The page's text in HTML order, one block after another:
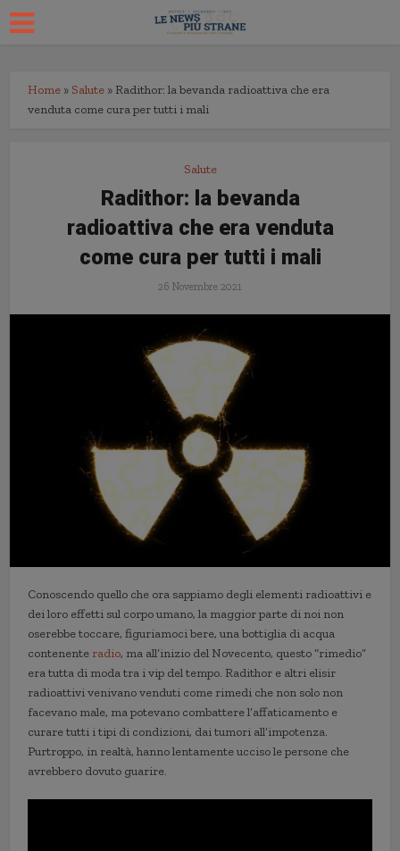
Home » Salute » Radithor: la bevanda radioattiva che era
venduta come cura per tutti i mali
Salute
Radithor: la bevanda
radioattiva che era venduta
come cura per tutti i mali
26 Novembre 2021
Conoscendo quello che ora sappiamo degli elementi radioattivi e
dei loro effetti sul corpo umano, la maggior parte di noi non
oserebbe toccare, figuriamoci bere, una bottiglia di acqua
contenente radio, ma all’inizio del Novecento, questo “rimedio”
era tutta di moda tra i vip del tempo. Radithor e altri elisir
radioattivi venivano venduti come rimedi che non solo non
facevano male, ma potevano combattere l’affaticamento e
curare tutti i tipi di condizioni, dai tumori all’impotenza.
Purtroppo, in realtà, hanno lentamente ucciso le persone che
avrebbero dovuto guarire.